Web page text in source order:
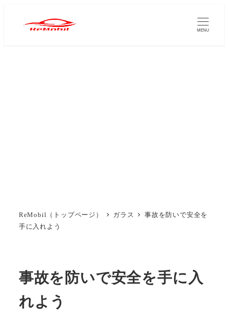
MENU
ReMobil（トップページ） ガラス
事故を防いで安全を
手に入れよう
事故を防いで安全を手に入
れよう